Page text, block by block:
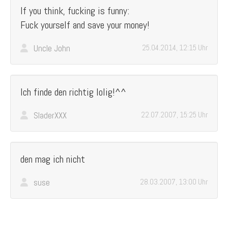
If you think, fucking is funny:
Fuck yourself and save your money!
Uncle John 25.04.2014, 12:15 Uhr
Ich finde den richtig lolig!^^
SladerXXX 22.07.2007, 15:25 Uhr
den mag ich nicht
suse 28.03.2007, 13:00 Uhr